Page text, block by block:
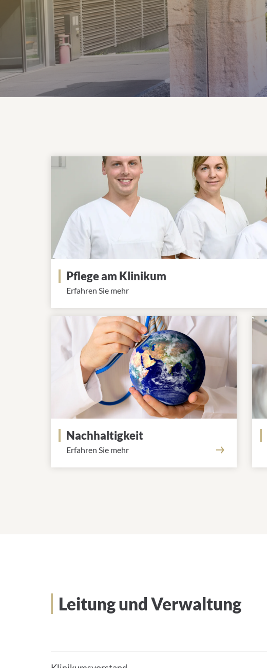
Mehr über das Klinikum
Pflege am Klinikum
Erfahren Sie mehr
Nachhaltigkeit
Erfahren Sie mehr
Leitung und Verwaltung
Leitung und Verwaltung